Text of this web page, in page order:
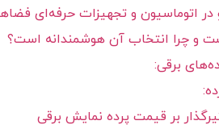
در اتوماسیون و تجهیزات حرفه‌ای
و چرا انتخاب آن هوشمندانه است؟
برقی:
بر قیمت پرده نمایش برقی